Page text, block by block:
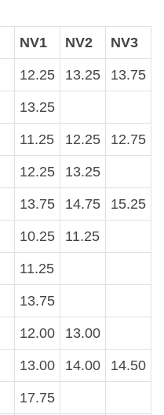
NV1 NV2 NV3
12.25 13.25 13.75
13.25
11.25 12.25 12.75
12.25 13.25
13.75 14.75 15.25
10.25 11.25
11.25
13.75
12.00 13.00
13.00 14.00 14.50
17.75